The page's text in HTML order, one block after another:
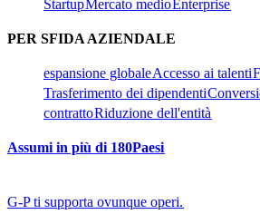
Startup​​Mercato medio​​ Enterprise​​
PER SFIDA AZIENDALE​​
espansione globale​​Accesso ai talenti​​
Trasferimento dei dipendenti​​
contratto​​Riduzione dell'entità​​
Assumi in più di 180Paesi​​
G-P ti supporta ovunque operi.​​